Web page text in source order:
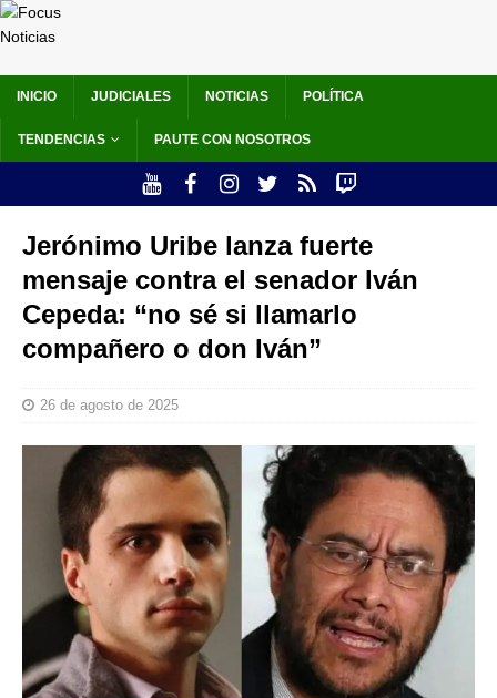
INICIO JUDICIALES NOTICIAS POLÍTICA
TENDENCIAS PAUTE CON NOSOTROS
Jerónimo Uribe lanza fuerte
mensaje contra el senador Iván
Cepeda: “no sé si llamarlo
compañero o don Iván”
26 de agosto de 2025